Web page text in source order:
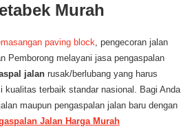
Murah
paving block, pengecoran jalan
Pemborong melayani jasa pengaspalan
jalan rusak/berlubang yang harus
terbaik standar nasional. Bagi Anda
maupun pengaspalan jalan baru dengan
Jalan Harga Murah